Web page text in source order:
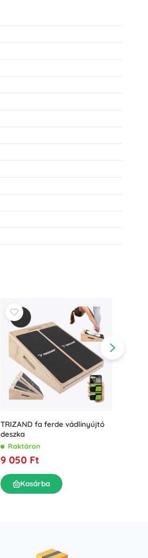
TRIZAND fa ferde vádlinyújtó
deszka
Raktáron
9 050 Ft
Kosárba